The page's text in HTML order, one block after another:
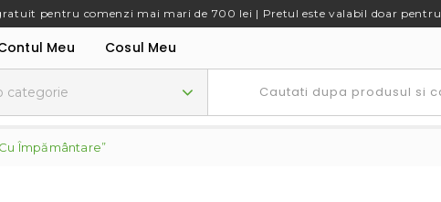
pentru comenzi mai mari de 700 lei | Pretul este valabil doar pentru
Meu Cosul Meu
Împământare”